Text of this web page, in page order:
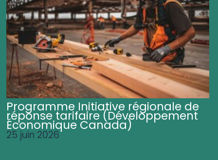
Programme Initiative régionale de
réponse tarifaire (Développement
Économique Canada)
25 juin 2026